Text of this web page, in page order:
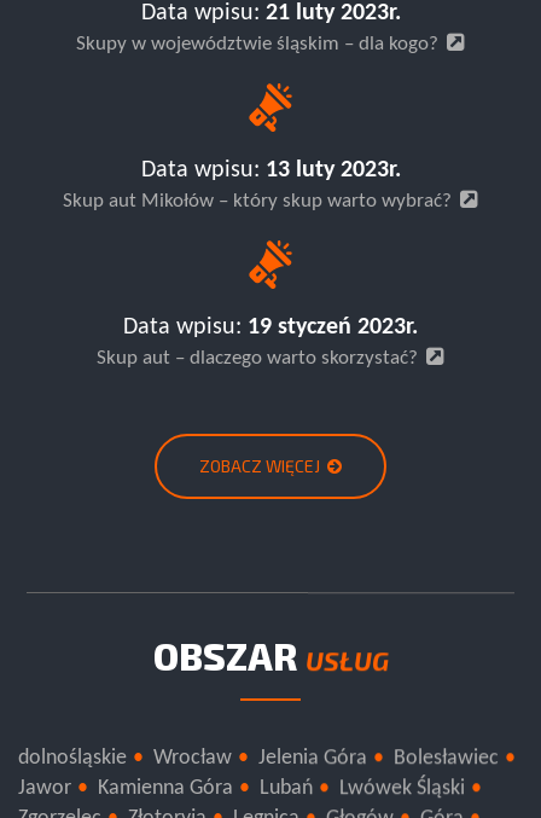
Data wpisu: 21 luty 2023r.
Skupy w województwie śląskim – dla kogo?
Data wpisu: 13 luty 2023r.
Skup aut Mikołów – który skup warto wybrać?
Data wpisu: 19 styczeń 2023r.
Skup aut – dlaczego warto skorzystać?
ZOBACZ WIĘCEJ
OBSZAR USŁUG
dolnośląskie Wrocław Jelenia Góra
Bolesławiec
Jawor
Kamienna Góra Lubań
Lwówek Śląski